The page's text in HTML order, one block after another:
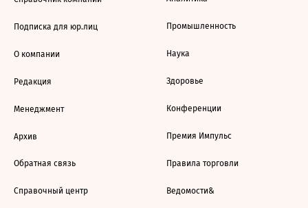
Подписка для юр.лиц
О компании
Редакция
Менеджмент
Архив
Обратная связь
Справочный центр
Промышленность
Наука
Здоровье
Конференции
Премия Импульс
Правила торговли
Ведомости&